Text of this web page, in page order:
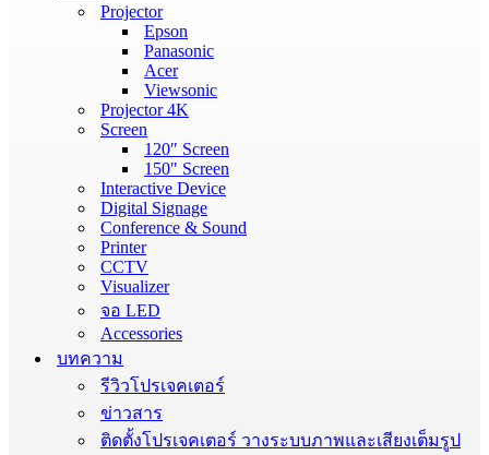
Projector
Epson
Panasonic
Acer
Viewsonic
Projector 4K
Screen
120″ Screen
150″ Screen
Interactive Device
Digital Signage
Conference & Sound
Printer
CCTV
Visualizer
จอ LED
Accessories
บทความ
รีวิวโปรเจคเตอร์
ข่าวสาร
ติดตั้งโปรเจคเตอร์ วางระบบภาพและเสียงเต็มรูป